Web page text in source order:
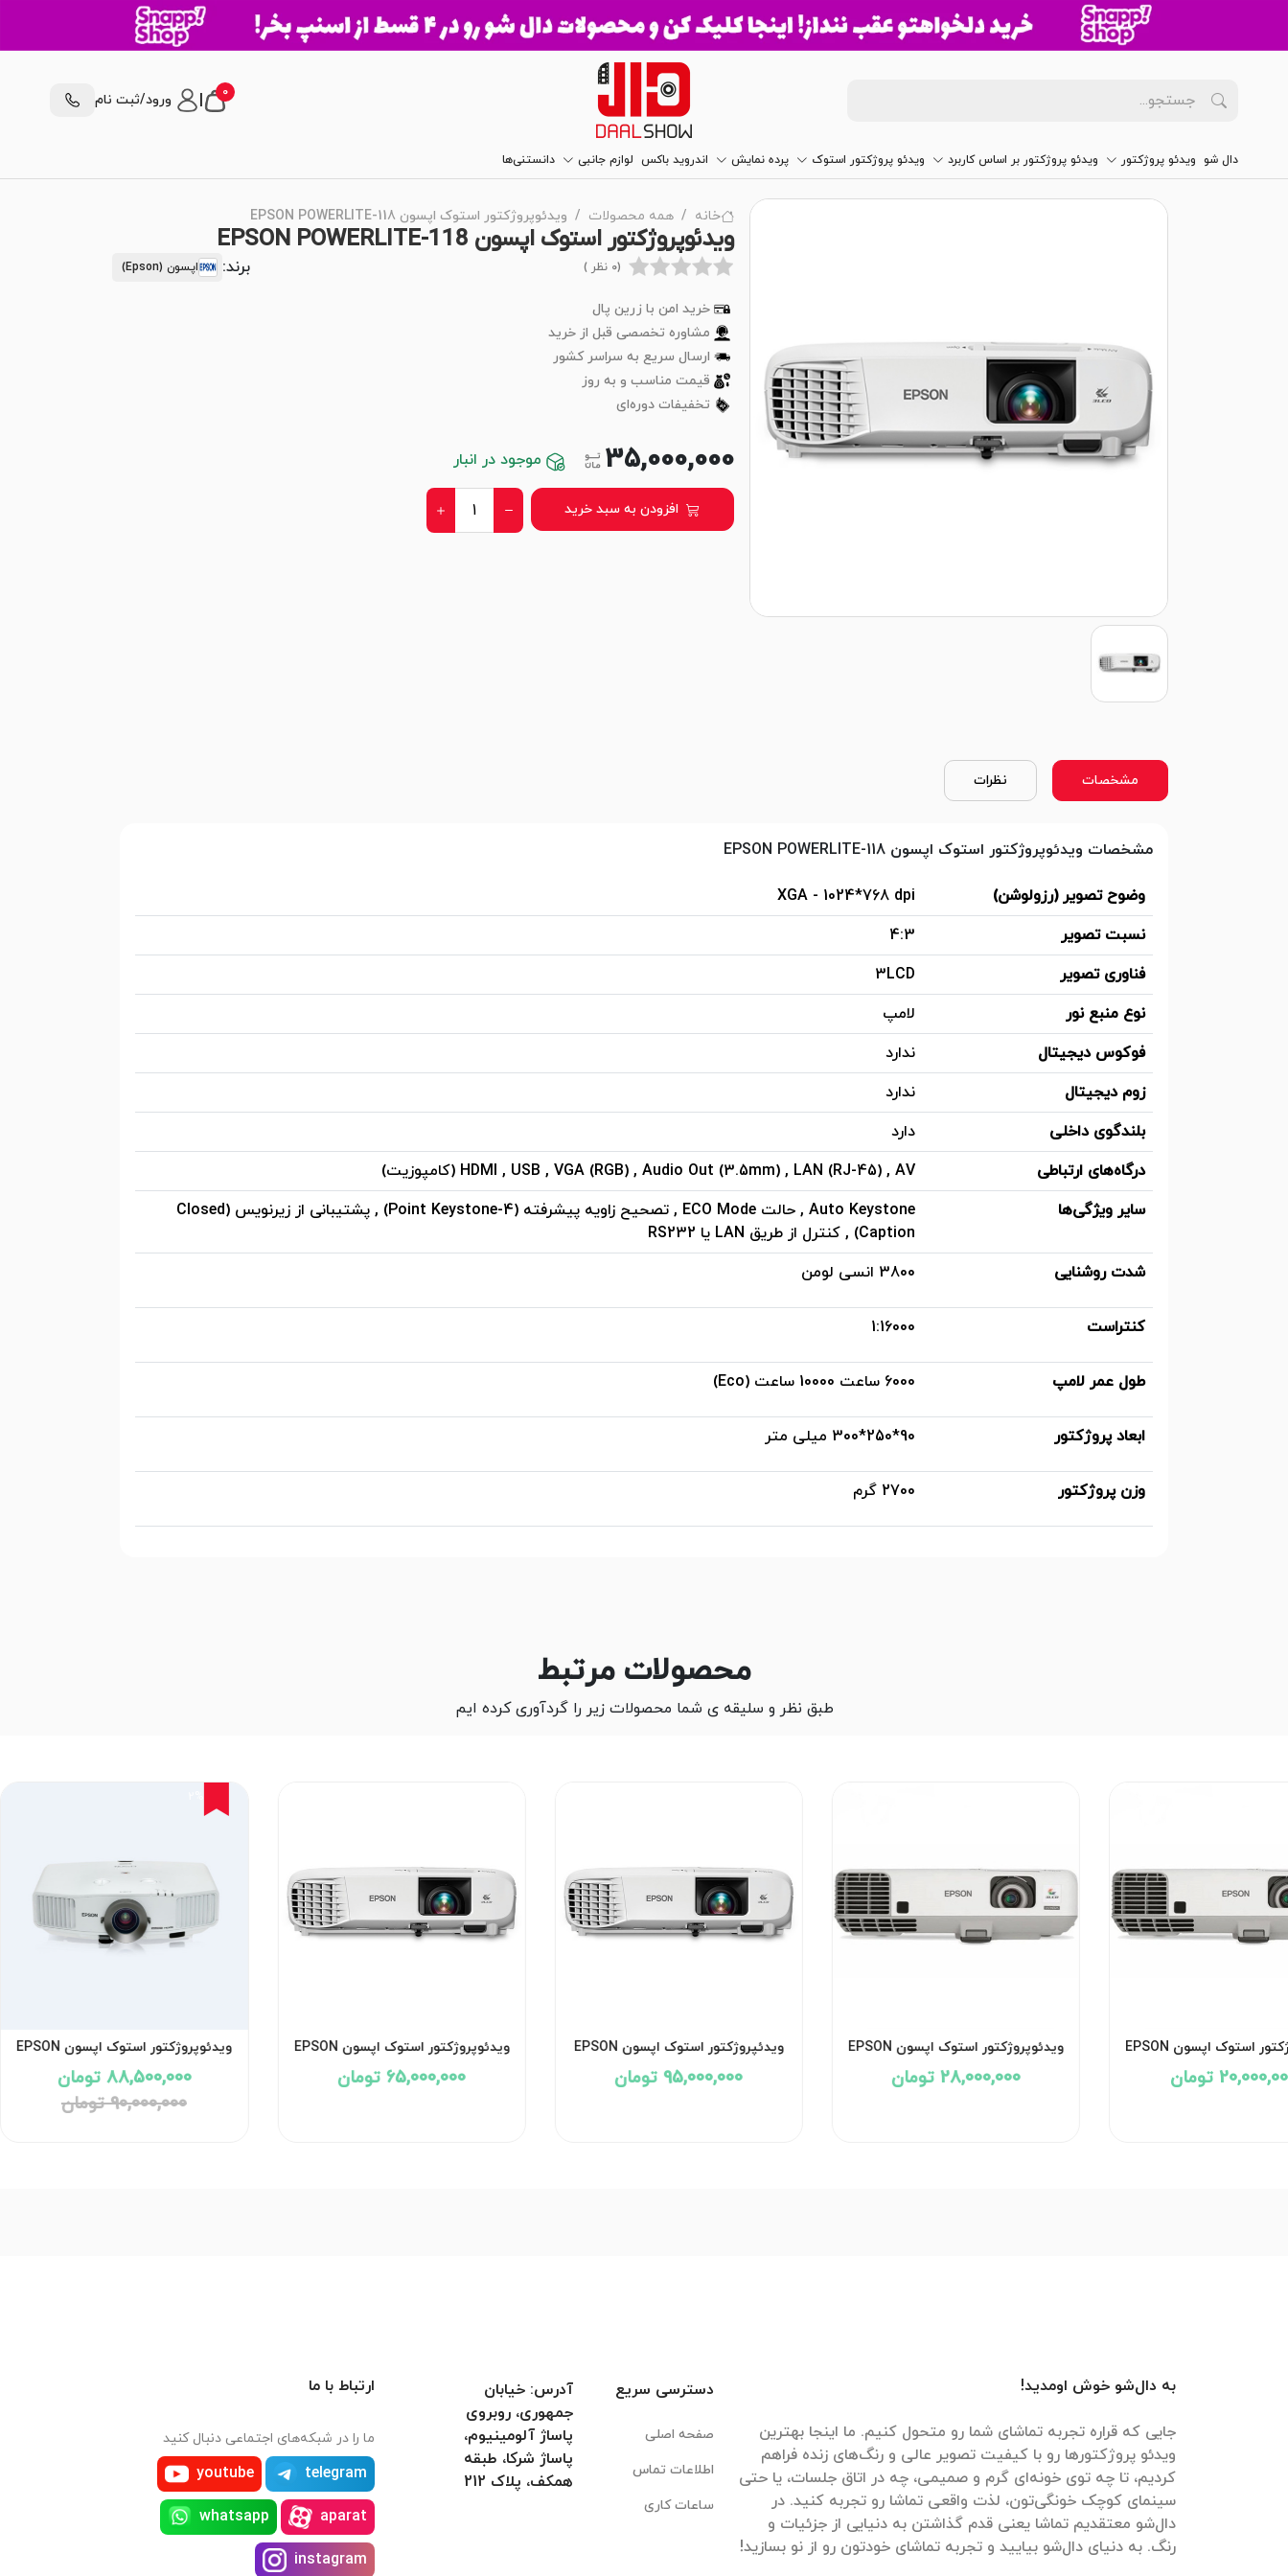
0
| ورود/ثبت نام
دال شو ویدئو پروژکتور ویدئو پروژکتور بر اساس کاربرد ویدئو پروژکتور استوک پرده نمایش اندروید باکس لوازم جانبی دانستنی‌ها
خانه همه محصولات ویدئوپروژکتور استوک اپسون EPSON POWERLITE-118
ویدئوپروژکتور استوک اپسون EPSON POWERLITE-118
(0 نظر ) برند: اپسون (Epson)
خرید امن با زرین پال
مشاوره تخصصی قبل از خرید
ارسال سریع به سراسر کشور
قیمت مناسب و به روز
تخفیفات دوره‌ای
35,000,000 موجود در انبار
افزودن به سبد خرید
مشخصات نظرات
مشخصات ویدئوپروژکتور استوک اپسون EPSON POWERLITE-118
وضوح تصویر (رزولوشن)
XGA - 1024*768 dpi
نسبت تصویر
4:3
فناوری تصویر
3LCD
نوع منبع نور
لامپ
فوکوس دیجیتال
ندارد
زوم دیجیتال
ندارد
بلندگوی داخلی
دارد
درگاه‌های ارتباطی
HDMI , USB , VGA (RGB) , Audio Out (3.5mm) , LAN (RJ-45) , AV (کامپوزیت)
سایر ویژگی‌ها
Auto Keystone , حالت ECO Mode , تصحیح زاویه پیشرفته (4-Point Keystone) , پشتیبانی از زیرنویس (Closed
Caption) , کنترل از طریق LAN یا RS232
شدت روشنایی
3800 انسی لومن
کنتراست 1:16000
طول عمر لامپ 6000 ساعت 10000 ساعت (Eco)
ابعاد پروژکتور 90*250*300 میلی متر
وزن پروژکتور 2700 گرم
محصولات مرتبط
طبق نظر و سلیقه ی شما محصولات زیر را گردآوری کرده ایم
ویدئوپروژکتور استوک اپسون EPSON
POWERLITE 95
تومان
ویدئوپروژکتور استوک اپسون EPSON
EB-905
28,000,000 تومان
ویدئپروژکتور استوک اپسون EPSON
POWERLITE 990U
95,000,000 تومان
ویدئوپروژکتور استوک اپسون EPSON
EB-982W
65,000,000 تومان
ویدئوپروژکتور استوک اپسون EPSON
POWERLITE G5750WU
88,500,000 تومان
90,000,000 تومان
به دال‌شو خوش اومدید!
جایی که قراره تجربه تماشای شما رو متحول کنیم. ما اینجا بهترین
ویدئو پروژکتورها رو با کیفیت تصویر عالی و رنگ‌های زنده فراهم
کردیم، تا چه توی خونه‌ای گرم و صمیمی، چه در اتاق جلسات، یا حتی
سینمای کوچک خونگی‌تون، لذت واقعی تماشا رو تجربه کنید. در
دال‌شو معتقدیم تماشا یعنی قدم گذاشتن به دنیایی از جزئیات و
رنگ. به دنیای دال‌شو بیایید و تجربه تماشای خودتون رو از نو بسازید!
دسترسی سریع
صفحه اصلی
اطلاعات تماس
ساعات کاری
آدرس: خیابان
جمهوری، روبروی
پاساژ آلومینیوم،
پاساژ شرکا، طبقه
همکف، پلاک 212
ارتباط با ما
ما را در شبکه‌های اجتماعی دنبال کنید
telegram
youtube
aparat
whatsapp
instagram